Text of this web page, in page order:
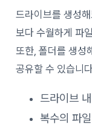
드라이브를 생성
보다 수월하게 파
또한, 폴더를 생성
공유할 수 있습니
드라이브
복수의 파